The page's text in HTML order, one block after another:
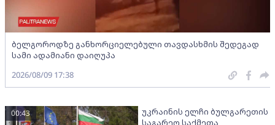
ბელგოროდზე განხორციელებული თავდასხმის შედეგად
სამი ადამიანი დაიღუპა
2026/08/09 17:38
უკრაინის ელჩი ბულგარეთის
საგარეო საქმეთა
00:43